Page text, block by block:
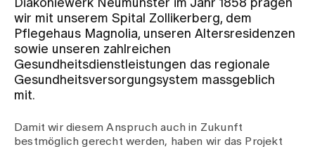
Team
Zuweisende
Events
Diakoniewerk Neumünster im Jahr 1858 prägen
wir mit unserem Spital Zollikerberg, dem
Pflegehaus Magnolia, unseren Altersresidenzen
sowie unseren zahlreichen
Gesundheitsdienstleistungen das regionale
Gesundheitsversorgungsystem massgeblich
mit.
Damit wir diesem Anspruch auch in Zukunft
bestmöglich gerecht werden, haben wir das Projekt